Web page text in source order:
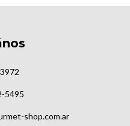
5495
shop.com.ar